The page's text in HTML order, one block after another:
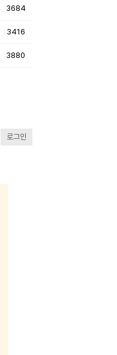
3684
3416
3880
로그인